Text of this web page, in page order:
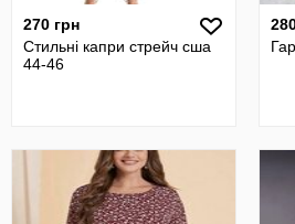
270 грн
Стильні капри стрейч сша
44-46